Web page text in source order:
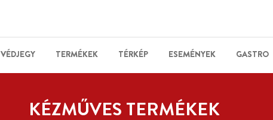
VÉDJEGY TERMÉKEK TÉRKÉP ESEMÉNYEK GASTRO
KÉZMŰVES TERMÉKEK